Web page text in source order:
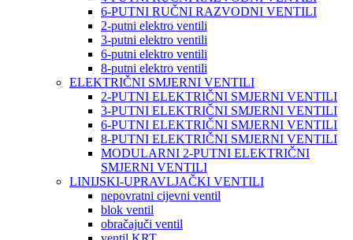
6-PUTNI RUČNI RAZVODNI VENTILI
2-putni elektro ventili
3-putni elektro ventili
6-putni elektro ventili
8-putni elektro ventili
ELEKTRIČNI SMJERNI VENTILI
2-PUTNI ELEKTRIČNI SMJERNI VENTILI
3-PUTNI ELEKTRIČNI SMJERNI VENTILI
6-PUTNI ELEKTRIČNI SMJERNI VENTILI
8-PUTNI ELEKTRIČNI SMJERNI VENTILI
MODULARNI 2-PUTNI ELEKTRIČNI
SMJERNI VENTILI
LINIJSKI-UPRAVLJAČKI VENTILI
nepovratni cijevni ventil
blok ventil
obračajuči ventil